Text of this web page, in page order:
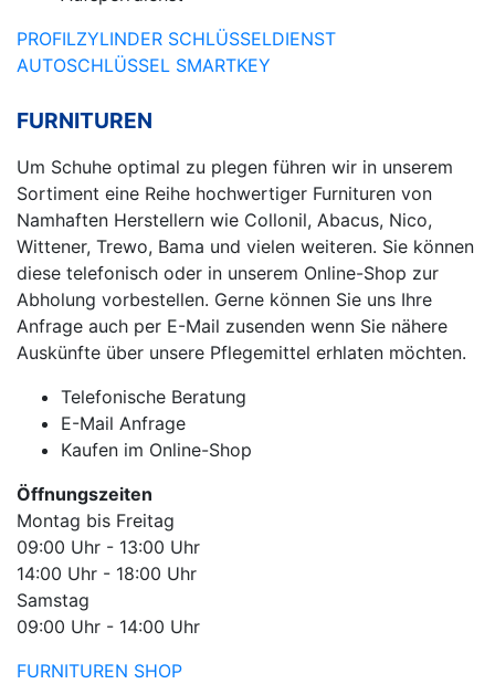
PROFILZYLINDER SCHLÜSSELDIENST
AUTOSCHLÜSSEL SMARTKEY
FURNITUREN
Um Schuhe optimal zu plegen führen wir in unserem
Sortiment eine Reihe hochwertiger Furnituren von
Namhaften Herstellern wie Collonil, Abacus, Nico,
Wittener, Trewo, Bama und vielen weiteren. Sie können
diese telefonisch oder in unserem Online-Shop zur
Abholung vorbestellen. Gerne können Sie uns Ihre
Anfrage auch per E-Mail zusenden wenn Sie nähere
Auskünfte über unsere Pflegemittel erhlaten möchten.
Telefonische Beratung
E-Mail Anfrage
Kaufen im Online-Shop
Öffnungszeiten
Montag bis Freitag
09:00 Uhr - 13:00 Uhr
14:00 Uhr - 18:00 Uhr
Samstag
09:00 Uhr - 14:00 Uhr
FURNITUREN SHOP